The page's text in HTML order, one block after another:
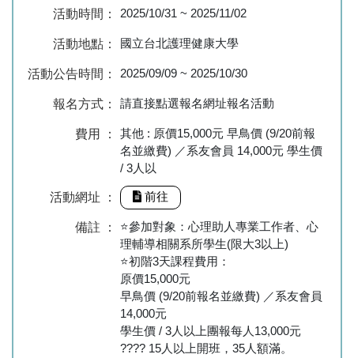
活動時間： 2025/10/31 ~ 2025/11/02
活動地點： 國立台北護理健康大學
活動公告時間： 2025/09/09 ~ 2025/10/30
報名方式： 請直接點選報名網址報名活動
費用 ：
其他 : 原價15,000元 早鳥價 (9/20前報
名並繳費) ／系友會員 14,000元 學生價
/ 3人以
活動網址 ： 前往
備註 ：
⭐參加對象：心理助人專業工作者、心
理輔導相關系所學生(限大3以上)
⭐初階3天課程費用：
原價15,000元
早鳥價 (9/20前報名並繳費) ／系友會員
14,000元
學生價 / 3人以上團報每人13,000元
???? 15人以上開班，35人額滿。